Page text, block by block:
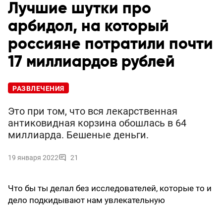
Лучшие шутки про
арбидол, на который
россияне потратили почти
17 миллиардов рублей
РАЗВЛЕЧЕНИЯ
Это при том, что вся лекарственная
антиковидная корзина обошлась в 64
миллиарда. Бешеные деньги.
19 января 2022 21
Что бы ты делал без исследователей, которые то и
дело подкидывают нам увлекательную